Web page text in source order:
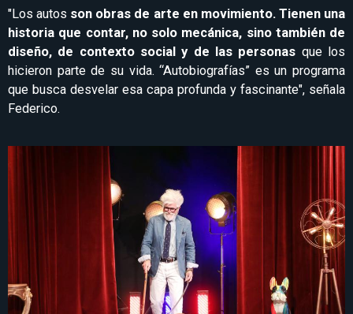
"Los autos son obras de arte en movimiento. Tienen una
historia que contar, no solo mecánica, sino también de
diseño, de contexto social y de las personas que los
hicieron parte de su vida. “Autobiografías” es un programa
que busca desvelar esa capa profunda y fascinante", señala
Federico.